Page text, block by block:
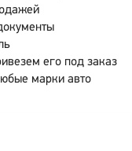
его под заказ
марки авто